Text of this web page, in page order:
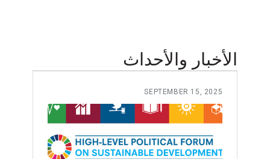
الأخبار والأحداث
SEPTEMBER 15, 2025